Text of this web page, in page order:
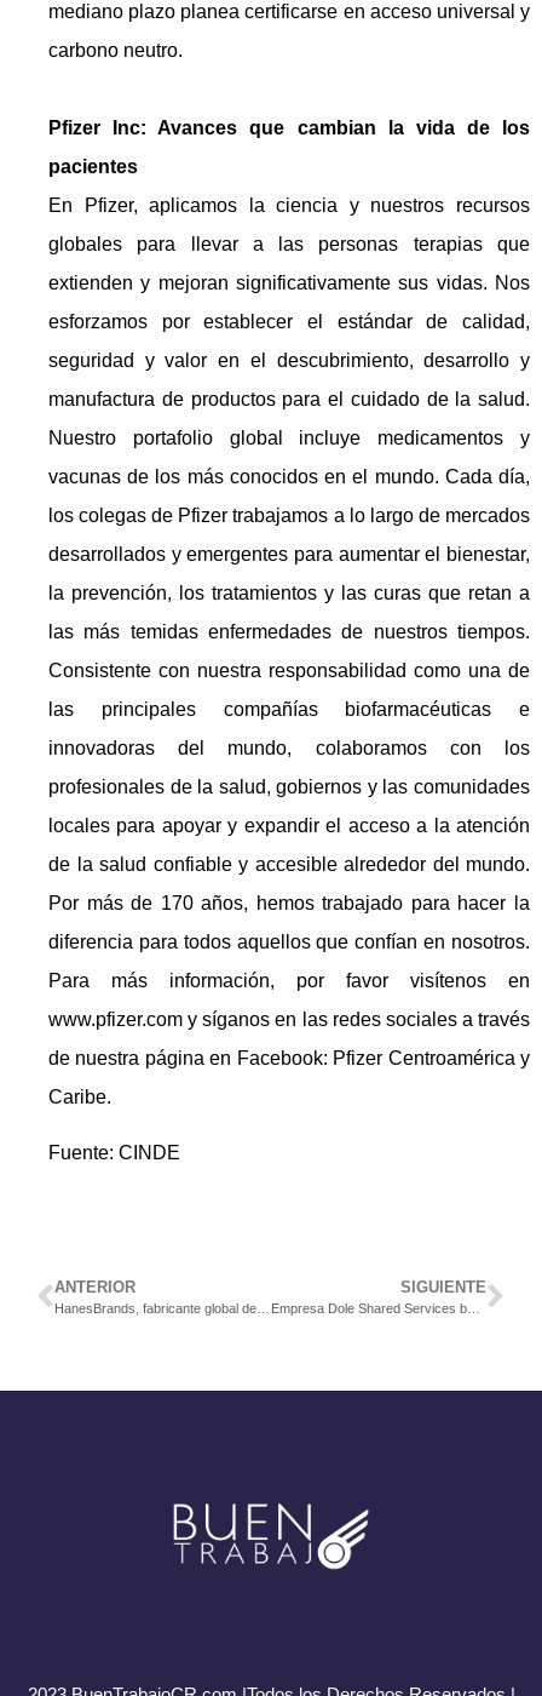
mediano plazo planea certificarse en acceso universal y
carbono neutro.
Pfizer Inc: Avances que cambian la vida de los
pacientes
En Pfizer, aplicamos la ciencia y nuestros recursos
globales para llevar a las personas terapias que
extienden y mejoran significativamente sus vidas. Nos
esforzamos por establecer el estándar de calidad,
seguridad y valor en el descubrimiento, desarrollo y
manufactura de productos para el cuidado de la salud.
Nuestro portafolio global incluye medicamentos y
vacunas de los más conocidos en el mundo. Cada día,
los colegas de Pfizer trabajamos a lo largo de mercados
desarrollados y emergentes para aumentar el bienestar,
la prevención, los tratamientos y las curas que retan a
las más temidas enfermedades de nuestros tiempos.
Consistente con nuestra responsabilidad como una de
las principales compañías biofarmacéuticas e
innovadoras del mundo, colaboramos con los
profesionales de la salud, gobiernos y las comunidades
locales para apoyar y expandir el acceso a la atención
de la salud confiable y accesible alrededor del mundo.
Por más de 170 años, hemos trabajado para hacer la
diferencia para todos aquellos que confían en nosotros.
Para más información, por favor visítenos en
www.pfizer.com y síganos en las redes sociales a través
de nuestra página en Facebook: Pfizer Centroamérica y
Caribe.
Fuente: CINDE
ANTERIOR
HanesBrands, fabricante global de reconocidas marcas textiles, establece en Costa Rica centro de servicios financieros y de cadena de suministro
SIGUIENTE
Empresa Dole Shared Services busca Business Aplications Analyst